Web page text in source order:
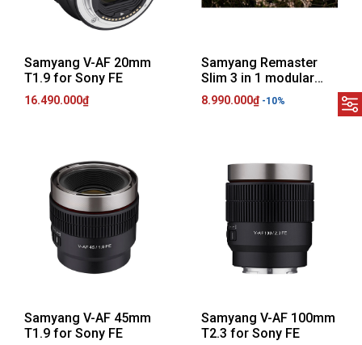
Samyang V-AF 20mm
T1.9 for Sony FE
16.490.000₫
Samyang Remaster
Slim 3 in 1 modular
lens - 21mm, 28mm
and 32mm - 3 ống kính
8.990.000₫ -10%
Samyang V-AF 45mm
T1.9 for Sony FE
Samyang V-AF 100mm
T2.3 for Sony FE